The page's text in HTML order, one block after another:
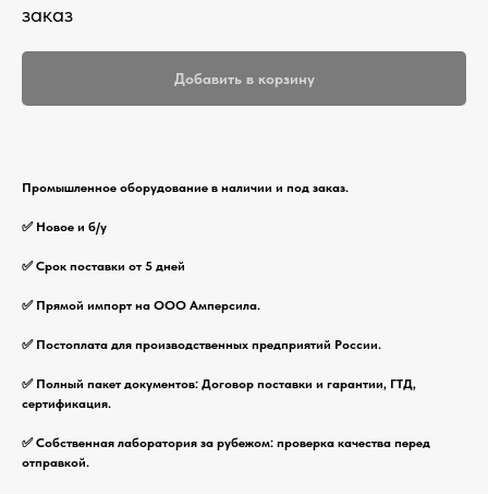
заказ
Добавить в корзину
Промышленное оборудование в наличии и под заказ.
✅ Новое и б/у
✅ Срок поставки от 5 дней
✅ Прямой импорт на ООО Амперсила.
✅ Постоплата для производственных предприятий России.
✅ Полный пакет документов: Договор поставки и гарантии, ГТД,
сертификация.
✅ Собственная лаборатория за рубежом: проверка качества перед
отправкой.